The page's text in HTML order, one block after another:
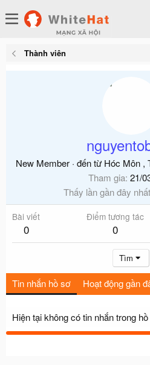
Thành viên
New Member · đến từ Hóc Môn ,
Tham gia 21/
Thấy lần gần đây nhất
Bài viết
0
Điểm tương tác
0
Tìm
Tin nhắn hồ sơ Hoạt động gần
Hiện tại không có tin nhắn trong